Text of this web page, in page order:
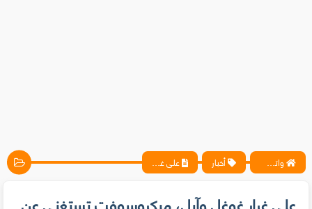
واتس آب ، فيسبوك ، أنترنت ، شروحات تقنية حصرية - المحترف أخبار على غرار غوغل وآبل، ميكروسوفت تستغني عن فلاش بلاير